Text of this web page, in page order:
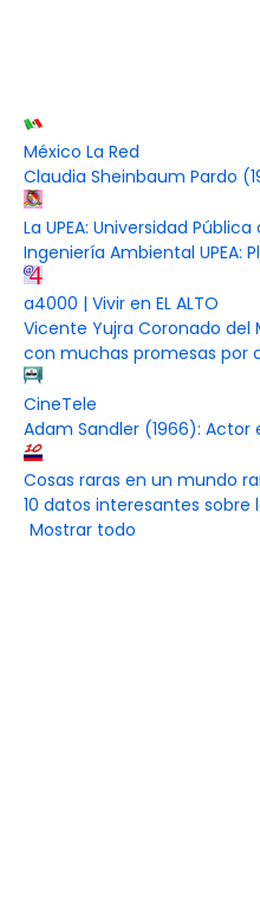
México La Red
Claudia Sheinbaum Pardo
La UPEA: Universidad Pública
Ingeniería Ambiental UPEA:
a4000 | Vivir en EL ALTO
Vicente Yujra Coronado del
con muchas promesas por
CineTele
Adam Sandler (1966): Actor
Cosas raras en un mundo
10 datos interesantes sobre
Mostrar todo